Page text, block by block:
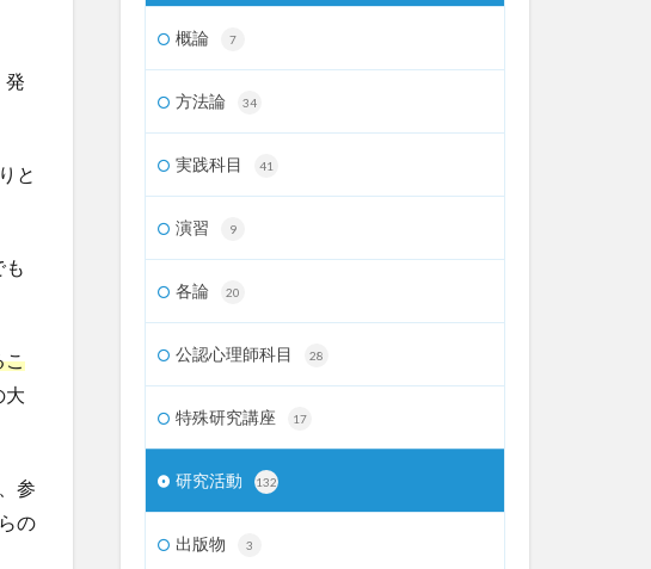
発
と
こ
大
参
の
概論 7
方法論 34
実践科目 41
演習 9
各論 20
公認心理師科目 28
特殊研究講座 17
研究活動 132
出版物 3